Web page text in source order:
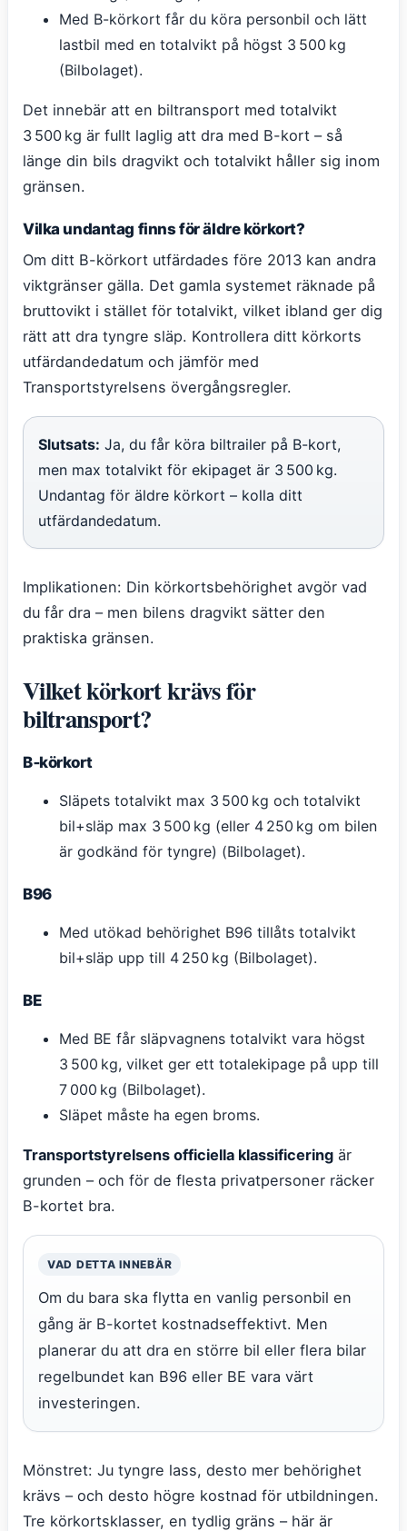
Med B-körkort får du köra personbil och lätt
lastbil med en totalvikt på högst 3 500 kg
(Bilbolaget).
Det innebär att en biltransport med totalvikt
3 500 kg är fullt laglig att dra med B-kort – så
länge din bils dragvikt och totalvikt håller sig inom
gränsen.
Vilka undantag finns för äldre körkort?
Om ditt B-körkort utfärdades före 2013 kan andra
viktgränser gälla. Det gamla systemet räknade på
bruttovikt i stället för totalvikt, vilket ibland ger dig
rätt att dra tyngre släp. Kontrollera ditt körkorts
utfärdandedatum och jämför med
Transportstyrelsens övergångsregler.
Slutsats: Ja, du får köra biltrailer på B-kort,
men max totalvikt för ekipaget är 3 500 kg.
Undantag för äldre körkort – kolla ditt
utfärdandedatum.
Implikationen: Din körkortsbehörighet avgör vad
du får dra – men bilens dragvikt sätter den
praktiska gränsen.
Vilket körkort krävs för
biltransport?
B‑körkort
Släpets totalvikt max 3 500 kg och totalvikt
bil+släp max 3 500 kg (eller 4 250 kg om bilen
är godkänd för tyngre) (Bilbolaget).
B96
Med utökad behörighet B96 tillåts totalvikt
bil+släp upp till 4 250 kg (Bilbolaget).
BE
Med BE får släpvagnens totalvikt vara högst
3 500 kg, vilket ger ett totalekipage på upp till
7 000 kg (Bilbolaget).
Släpet måste ha egen broms.
Transportstyrelsens officiella klassificering är
grunden – och för de flesta privatpersoner räcker
B-kortet bra.
VAD DETTA INNEBÄR
Om du bara ska flytta en vanlig personbil en
gång är B-kortet kostnadseffektivt. Men
planerar du att dra en större bil eller flera bilar
regelbundet kan B96 eller BE vara värt
investeringen.
Mönstret: Ju tyngre lass, desto mer behörighet
krävs – och desto högre kostnad för utbildningen.
Tre körkortsklasser, en tydlig gräns – här är